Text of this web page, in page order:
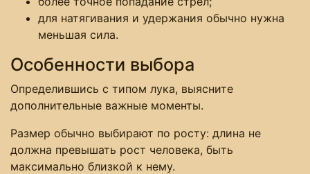
для натягивания и удержания обычно нужна
меньшая сила.
Особенности выбора
Определившись с типом лука, выясните
дополнительные важные моменты.
Размер обычно выбирают по росту: длина не
должна превышать рост человека, быть
максимально близкой к нему.